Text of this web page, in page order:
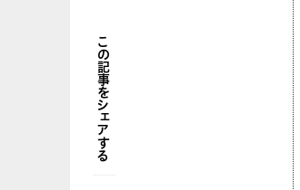
この記事をシェアする